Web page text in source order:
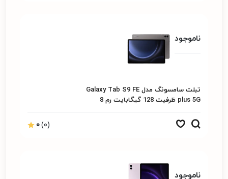
ناموجود
تبلت سامسونگ مدل Galaxy Tab S9 FE
plus 5G ظرفیت 128 گیگابایت رم 8
گیگابایت
0(0)
ناموجود